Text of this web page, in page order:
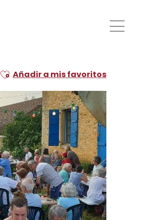
Ajouter aux favoris
Añadir a mis favoritos